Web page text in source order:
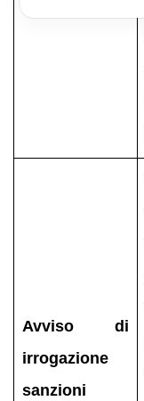
Avviso di
irrogazione
sanzioni